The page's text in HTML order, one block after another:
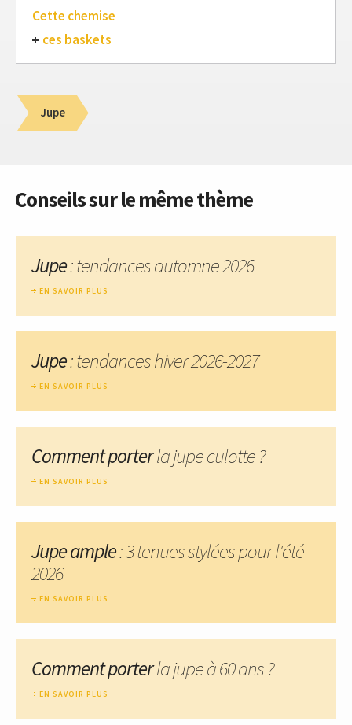
Cette chemise
ces baskets
Jupe
Conseils sur le même thème
Jupe: tendances automne 2026
EN SAVOIR PLUS
Jupe: tendances hiver 2026-2027
EN SAVOIR PLUS
Comment porterla jupe culotte ?
EN SAVOIR PLUS
Jupe ample: 3 tenues stylées pour l'été
2026
EN SAVOIR PLUS
Comment porterla jupe à 60 ans ?
EN SAVOIR PLUS